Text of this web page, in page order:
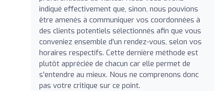
indiqué effectivement que, sinon, nous pouvions
être amenés à communiquer vos coordonnées à
des clients potentiels sélectionnés afin que vous
conveniez ensemble d'un rendez-vous, selon vos
horaires respectifs. Cette dernière méthode est
plutôt appréciée de chacun car elle permet de
s'entendre au mieux. Nous ne comprenons donc
pas votre critique sur ce point.